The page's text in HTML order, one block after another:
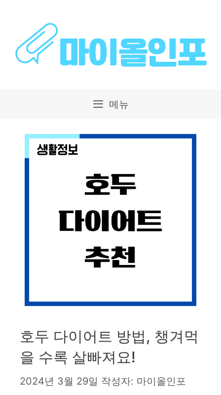
메뉴
호두 다이어트 방법, 챙겨먹
을 수록 살빠져요!
2024년 3월 29일 작성자: 마이올인포